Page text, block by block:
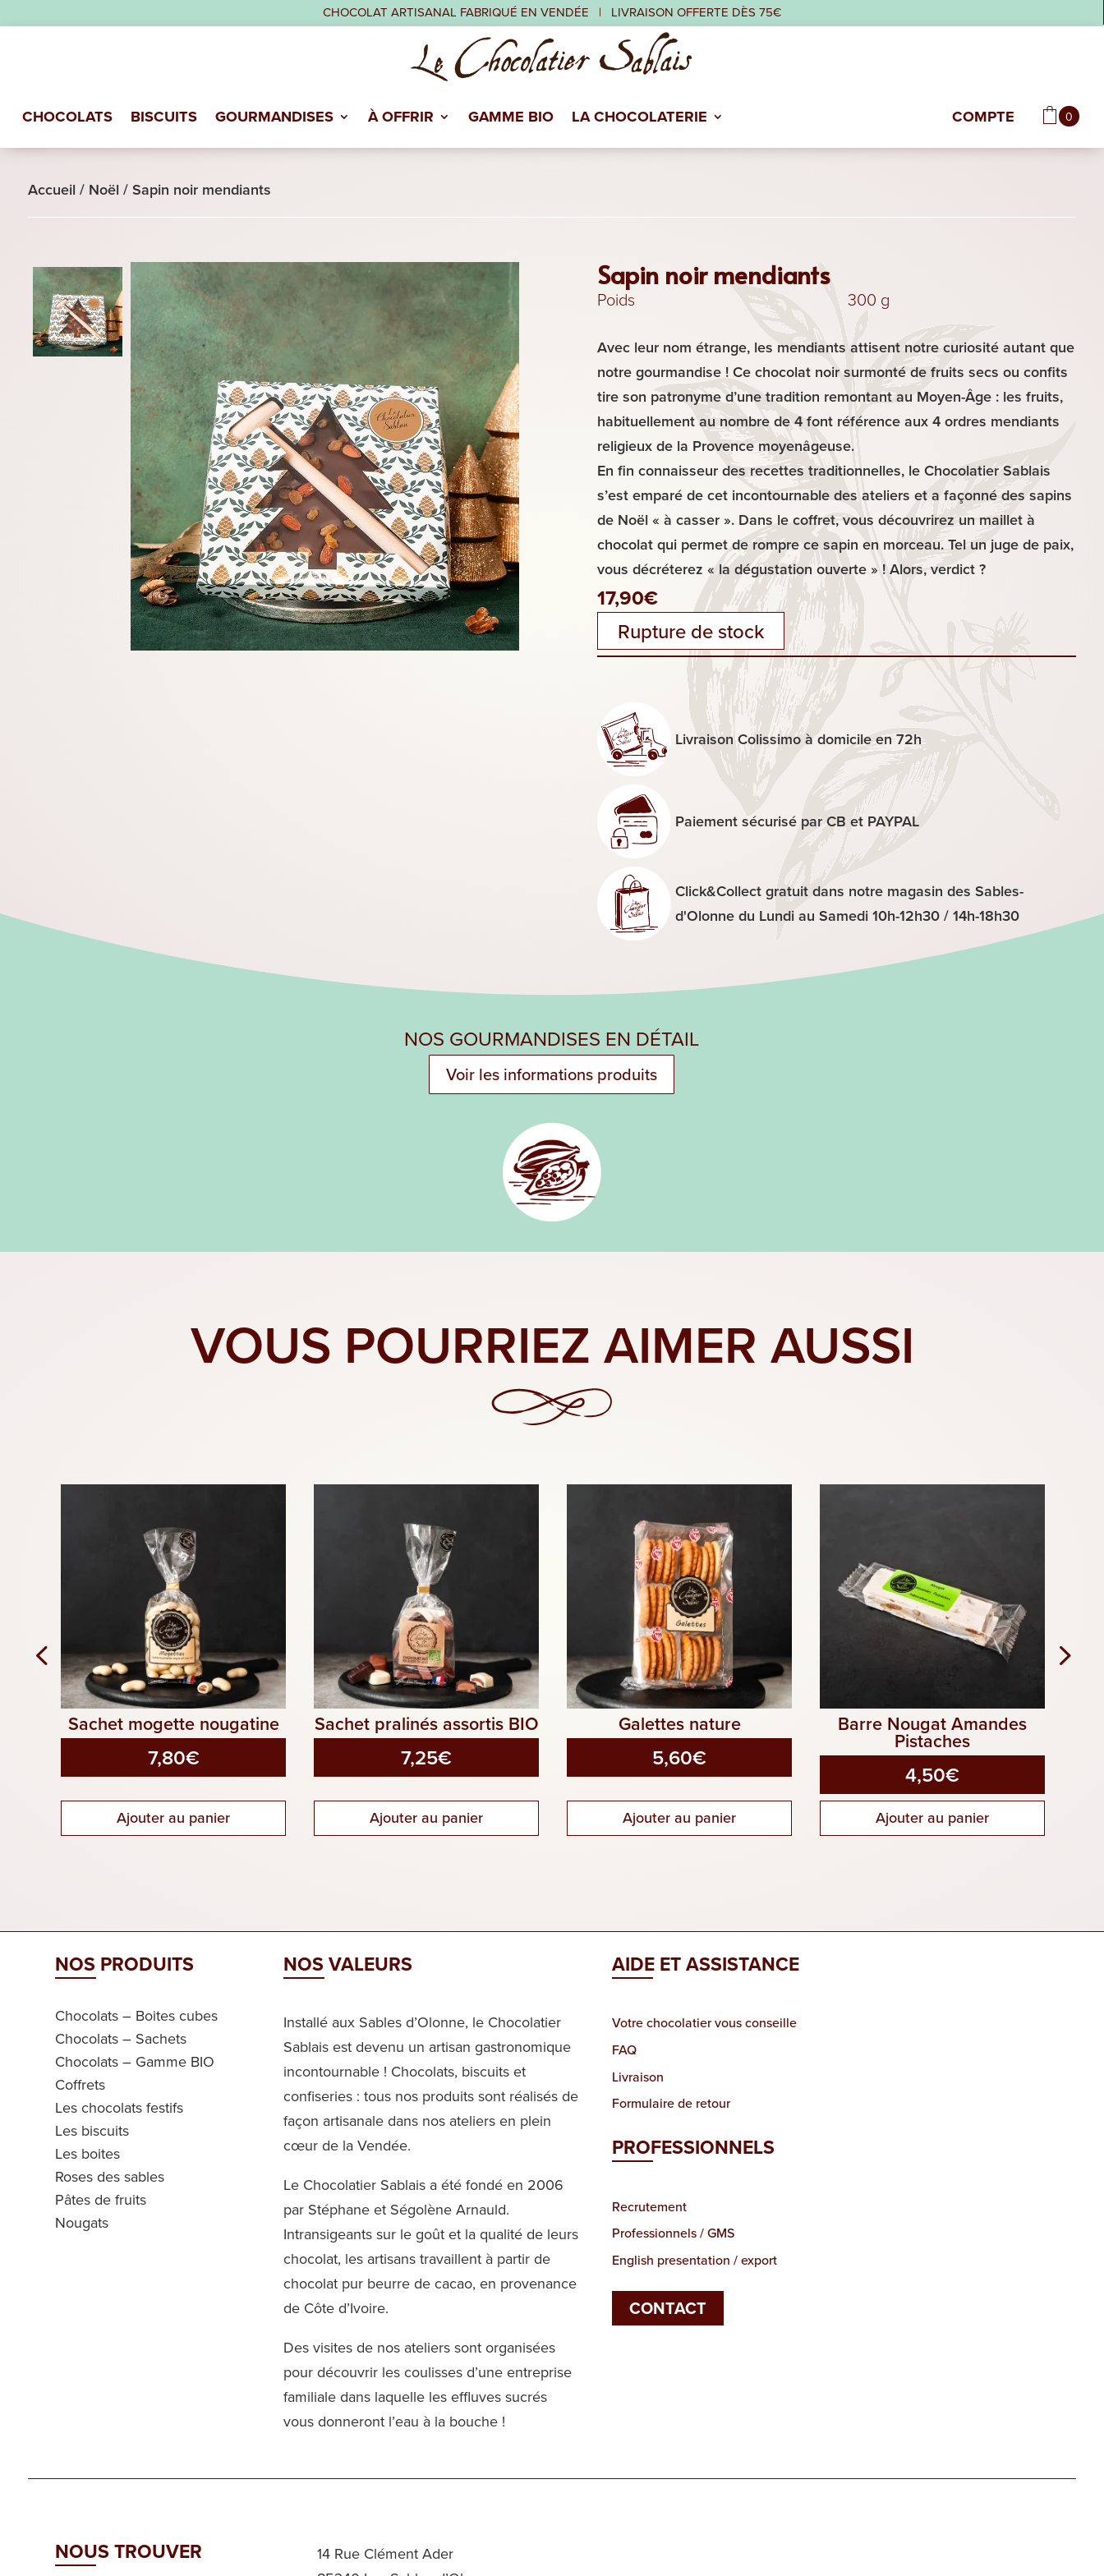
CHOCOLAT ARTISANAL FABRIQUÉ EN VENDÉE | LIVRAISON OFFERTE DÈS 75€
CHOCOLATS BISCUITS GOURMANDISES À OFFRIR GAMME BIO LA CHOCOLATERIE COMPTE 0
Accueil / Noël / Sapin noir mendiants
Sapin noir mendiants
Poids 300 g
Avec leur nom étrange, les mendiants attisent notre curiosité autant que
notre gourmandise ! Ce chocolat noir surmonté de fruits secs ou confits
tire son patronyme d’une tradition remontant au Moyen-Âge : les fruits,
habituellement au nombre de 4 font référence aux 4 ordres mendiants
religieux de la Provence moyenâgeuse.
En fin connaisseur des recettes traditionnelles, le Chocolatier Sablais
s’est emparé de cet incontournable des ateliers et a façonné des sapins
de Noël « à casser ». Dans le coffret, vous découvrirez un maillet à
chocolat qui permet de rompre ce sapin en morceau. Tel un juge de paix,
vous décréterez « la dégustation ouverte » ! Alors, verdict ?
17,90€
Rupture de stock
Livraison Colissimo à domicile en 72h
Paiement sécurisé par CB et PAYPAL
Click&Collect gratuit dans notre magasin des Sables-
d'Olonne du Lundi au Samedi 10h-12h30 / 14h-18h30
NOS GOURMANDISES EN DÉTAIL
Voir les informations produits
VOUS POURRIEZ AIMER AUSSI
Sachet mogette nougatine
7,80€
Ajouter au panier
Sachet pralinés assortis BIO
7,25€
Ajouter au panier
Galettes nature
5,60€
Ajouter au panier
Barre Nougat Amandes
Pistaches
4,50€
Ajouter au panier
NOS PRODUITS
Chocolats – Boites cubes
Chocolats – Sachets
Chocolats – Gamme BIO
Coffrets
Les chocolats festifs
Les biscuits
Les boites
Roses des sables
Pâtes de fruits
Nougats
NOS VALEURS
Installé aux Sables d’Olonne, le Chocolatier
Sablais est devenu un artisan gastronomique
incontournable ! Chocolats, biscuits et
confiseries : tous nos produits sont réalisés de
façon artisanale dans nos ateliers en plein
cœur de la Vendée.
Le Chocolatier Sablais a été fondé en 2006
par Stéphane et Ségolène Arnauld.
Intransigeants sur le goût et la qualité de leurs
chocolat, les artisans travaillent à partir de
chocolat pur beurre de cacao, en provenance
de Côte d’Ivoire.
Des visites de nos ateliers sont organisées
pour découvrir les coulisses d’une entreprise
familiale dans laquelle les effluves sucrés
vous donneront l’eau à la bouche !
AIDE ET ASSISTANCE
Votre chocolatier vous conseille
FAQ
Livraison
Formulaire de retour
PROFESSIONNELS
Recrutement
Professionnels / GMS
English presentation / export
CONTACT
NOUS TROUVER
14 Rue Clément Ader